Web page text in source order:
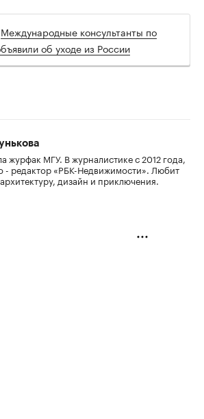
Международные консультанты по
об уходе из России
журфак МГУ. В журналистике с 2012 года,
- редактор «РБК-Недвижимости». Любит
дизайн и приключения.